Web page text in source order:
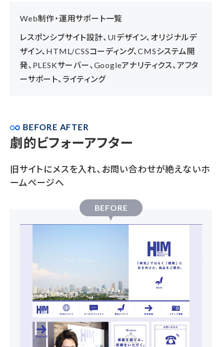
Web制作・運用サポート一覧
レスポンシブサイト設計、UIデザイン、オリジナルデ
ザイン、HTML/CSSコーディング、CMSシステム開
発、PLESKサーバー、Googleアナリティクス、アフタ
ーサポート、ライティング
BEFORE AFTER
劇的ビフォーアフター
旧サイトにメスを入れ、お問い合わせが絶えないホ
ームページへ
BEFORE